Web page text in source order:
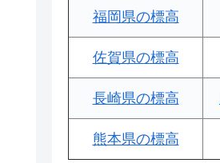
福岡県の標高
佐賀県の標高
長崎県の標高
熊本県の標高